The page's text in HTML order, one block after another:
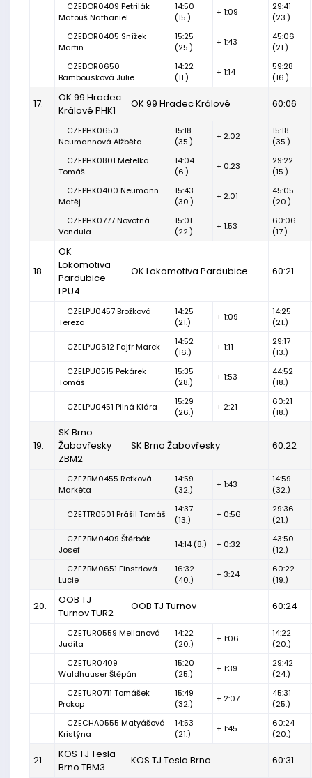
CZEDOR0409 Petrilák
Matouš Nathaniel
14:50
(15.)
+ 1:09
29:41
(23.)
CZEDOR0405 Snížek
Martin
15:25
(25.)
+ 1:43
45:06
(21.)
CZEDOR0650
Bambousková Julie
14:22
(11.)
+ 1:14
59:28
(16.)
17.
OK 99 Hradec
Králové PHK1
OK 99 Hradec Králové 60:06
CZEPHK0650
Neumannová Alžběta
15:18
(35.)
+ 2:02
15:18
(35.)
CZEPHK0801 Metelka
Tomáš
14:04
(6.)
+ 0:23
29:22
(15.)
CZEPHK0400 Neumann
Matěj
15:43
(30.)
+ 2:01
45:05
(20.)
CZEPHK0777 Novotná
Vendula
15:01
(22.)
+ 1:53
60:06
(17.)
18.
OK
Lokomotiva
Pardubice
LPU4
OK Lokomotiva Pardubice 60:21
CZELPU0457 Brožková
Tereza
14:25
(21.)
+ 1:09
14:25
(21.)
CZELPU0612 Fajfr Marek
14:52
(16.)
+ 1:11
29:17
(13.)
CZELPU0515 Pekárek
Tomáš
15:35
(28.)
+ 1:53
44:52
(18.)
CZELPU0451 Pilná Klára
15:29
(26.)
+ 2:21
60:21
(18.)
19.
SK Brno
Žabovřesky
ZBM2
SK Brno Žabovřesky 60:22
CZEZBM0455 Rotková
Markéta
14:59
(32.)
+ 1:43
14:59
(32.)
CZETTR0501 Prášil Tomáš
14:37
(13.)
+ 0:56
29:36
(21.)
CZEZBM0409 Štěrbák
Josef
14:14 (8.) + 0:32
43:50
(12.)
CZEZBM0651 Finstrlová
Lucie
16:32
(40.)
+ 3:24
60:22
(19.)
20.
OOB TJ
Turnov TUR2
OOB TJ Turnov 60:24
CZETUR0559 Mellanová
Judita
14:22
(20.)
+ 1:06
14:22
(20.)
CZETUR0409
Waldhauser Štěpán
15:20
(25.)
+ 1:39
29:42
(24.)
CZETUR0711 Tomášek
Prokop
15:49
(32.)
+ 2:07
45:31
(25.)
CZECHA0555 Matyášová
Kristýna
14:53
(21.)
+ 1:45
60:24
(20.)
21.
KOS TJ Tesla
Brno TBM3
KOS TJ Tesla Brno 60:31